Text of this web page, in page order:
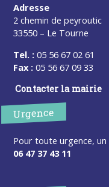
Adresse
2 chemin de peyroutic
33550 – Le Tourne
Tel. : 05 56 67 02 61
Fax : 05 56 67 09 33
Contacter la mairie
Urgence
Pour toute urgence,
06 47 37 43 11